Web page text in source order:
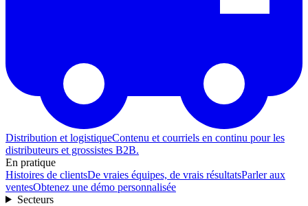
Distribution et logistiqueContenu et courriels en continu pour les
distributeurs et grossistes B2B.
En pratique
Histoires de clientsDe vraies équipes, de vrais résultatsParler aux
ventesObtenez une démo personnalisée
Secteurs